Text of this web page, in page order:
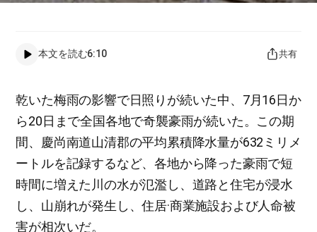
本文を読む6:10 共有
乾いた梅雨の影響で日照りが続いた中、7月16日か
ら20日まで全国各地で奇襲豪雨が続いた。この期
間、慶尚南道山清郡の平均累積降水量が632ミリメ
ートルを記録するなど、各地から降った豪雨で短
時間に増えた川の水が氾濫し、道路と住宅が浸水
し、山崩れが発生し、住居·商業施設および人命被
害が相次いだ。